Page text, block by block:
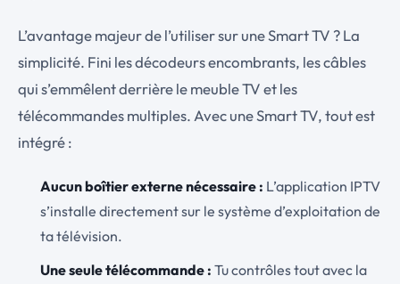
L’avantage majeur de l’utiliser sur une Smart TV ? La
simplicité. Fini les décodeurs encombrants, les câbles
qui s’emmêlent derrière le meuble TV et les
télécommandes multiples. Avec une Smart TV, tout est
intégré :
Aucun boîtier externe nécessaire : L’application IPTV
s’installe directement sur le système d’exploitation de
ta télévision.
Une seule télécommande : Tu contrôles tout avec la